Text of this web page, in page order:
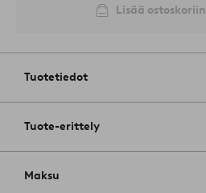
Lisää ostoskoriin
Tuotetiedot
Tuote-erittely
Maksu